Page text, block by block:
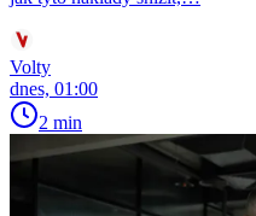
Volty
dnes, 01:00
2 min